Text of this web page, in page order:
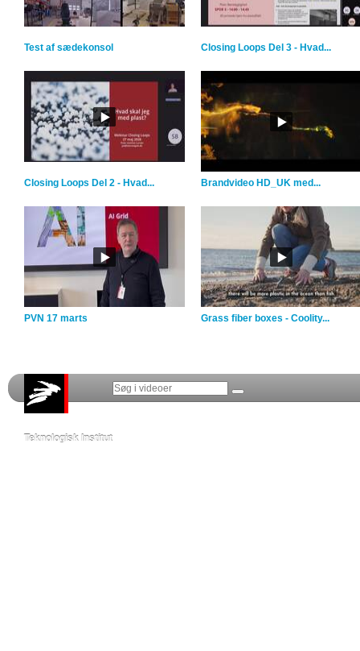
Test af sædekonsol Closing Loops Del 3 - Hvad...
Closing Loops Del 2 - Hvad... Brandvideo HD_UK med...
PVN 17 marts Grass fiber boxes - Coolity...
Teknologisk Institut